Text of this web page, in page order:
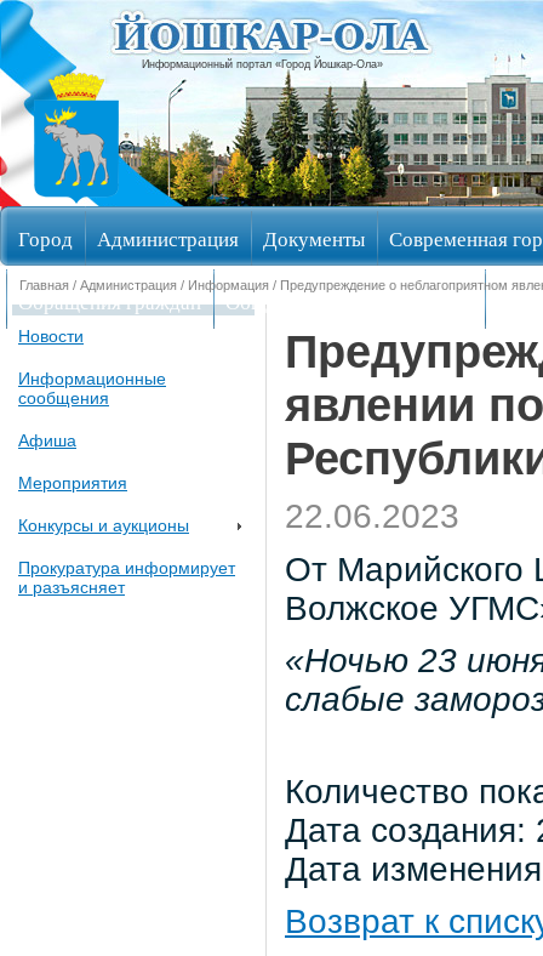
Информационный портал «Город Йошкар-Ола»
Город Администрация Документы Современная
Обращения граждан Общественные обсуждения
Главная / Администрация / Информация / Предупреждение о неблагоприятном
Новости
Информационные
сообщения
Афиша
Мероприятия
Конкурсы и аукционы
Прокуратура информирует
и разъясняет
явлении
22.06.2023
От
Волжское
«Ночью 23
слабые
Количество
Дата
Дата
Возврат к